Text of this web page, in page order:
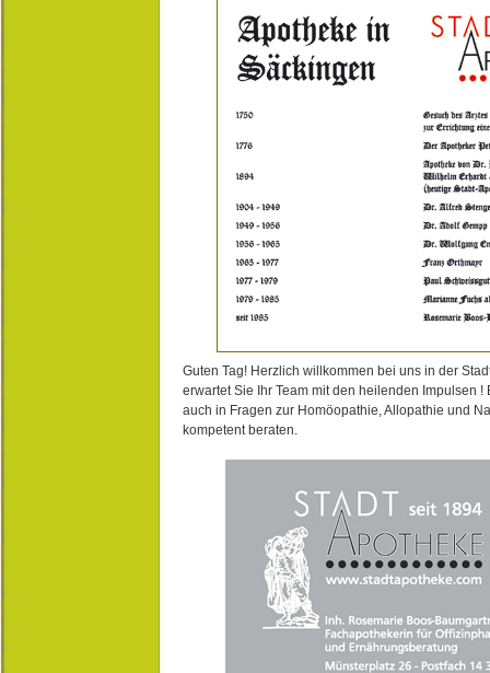
Guten Tag! Herzlich willkommen bei uns in der
erwartet Sie Ihr Team mit den heilenden Impulsen !
auch in Fragen zur Homöopathie, Allopathie und
kompetent beraten.